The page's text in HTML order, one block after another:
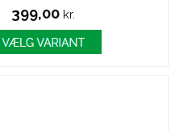
399,00 kr.